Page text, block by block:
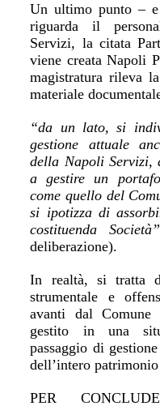
Un ultimo punto –
riguarda il
Servizi, la citata
viene creata Napoli
magistratura rileva
materiale
“da un lato, si
gestione attuale
della Napoli Servizi,
a gestire un
come quello del
si ipotizza di
costituenda
deliberazione).
In realtà, si tratta
strumentale e
avanti dal Comune
gestito in una
passaggio di
dell’intero
PER